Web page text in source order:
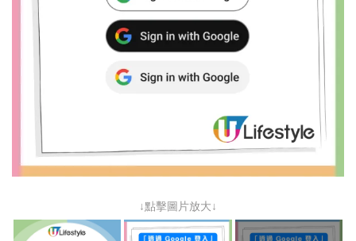
↓點擊圖片放大↓